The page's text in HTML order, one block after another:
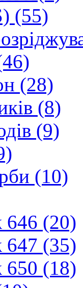
(55)
(28)
(8)
(9)
(10)
646 (20)
647 (35)
650 (18)